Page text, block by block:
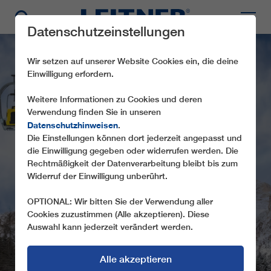
CD6C BRAIA FRAIDA
Datenschutzeinstellungen
Wir setzen auf unserer Website Cookies ein, die deine
Einwilligung erfordern.
Weitere Informationen zu Cookies und deren
Verwendung finden Sie in unseren
Datenschutzhinweisen.
Die Einstellungen können dort jederzeit angepasst und
die Einwilligung gegeben oder widerrufen werden. Die
Rechtmäßigkeit der Datenverarbeitung bleibt bis zum
Widerruf der Einwilligung unberührt.
OPTIONAL: Wir bitten Sie der Verwendung aller
Cookies zuzustimmen (Alle akzeptieren). Diese
Auswahl kann jederzeit verändert werden.
Alle akzeptieren